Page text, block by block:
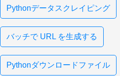
Pythonデータスクレイピング
バッチで URL を生成する
Pythonダウンロードファイル